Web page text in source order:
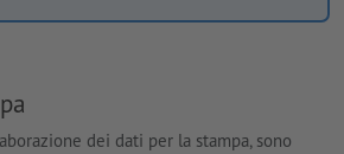
dei dati per la stampa, sono